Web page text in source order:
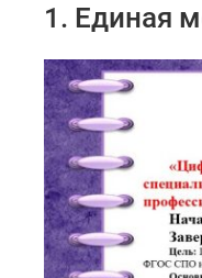
1. Единая